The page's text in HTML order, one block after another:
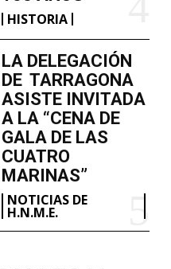
HISTORIA
LA DELEGACIÓN
DE TARRAGONA
ASISTE INVITADA
A LA “CENA DE
GALA DE LAS
CUATRO
MARINAS”
NOTICIAS DE
H.N.M.E.